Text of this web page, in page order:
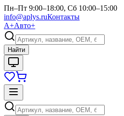
Пн–Пт 9:00–18:00, Сб 10:00–15:00
info@aplys.ruКонтакты
А+Авто+
Найти